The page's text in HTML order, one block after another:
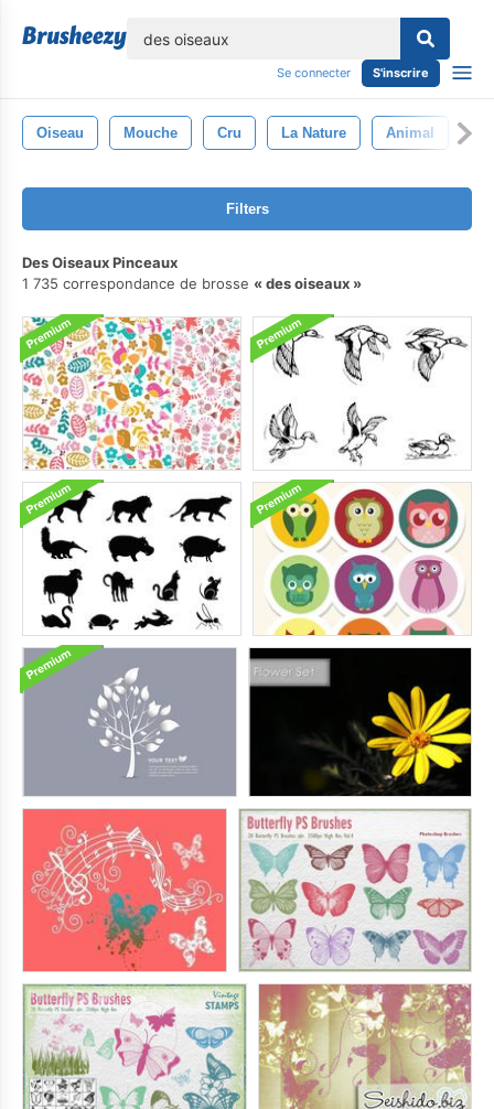
Se connecter S'inscrire
Oiseau Mouche Cru La Nature Animal
Filters
Des Oiseaux Pinceaux
1 735 correspondance de brosse
des oiseaux